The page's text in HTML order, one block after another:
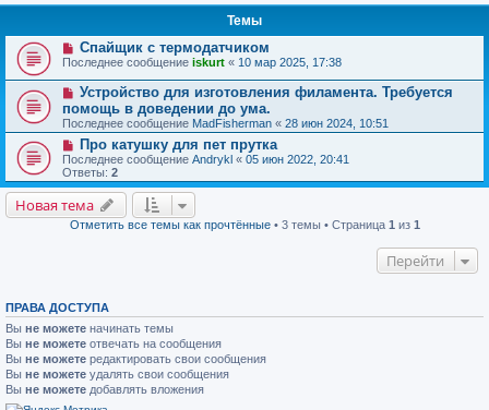
Темы
Спайщик с термодатчиком
Последнее сообщение iskurt « 10 мар 2025, 17:38
Устройство для изготовления филамента. Требуется
помощь в доведении до ума.
Последнее сообщение MadFisherman « 28 июн 2024, 10:51
Про катушку для пет прутка
Последнее сообщение Andrykl « 05 июн 2022, 20:41
Ответы: 2
Новая тема
Отметить все темы как прочтённые• 3 темы • Страница 1 из 1
Перейти
ПРАВА ДОСТУПА
Вы не можете начинать темы
Вы не можете отвечать на сообщения
Вы не можете редактировать свои сообщения
Вы не можете удалять свои сообщения
Вы не можете добавлять вложения